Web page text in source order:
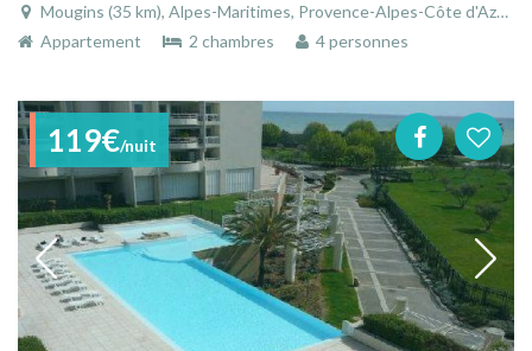
Mougins (35 km), Alpes-Maritimes, Provence-Alpes-Côte d'Azur, France
Appartement
2 chambres 4 personnes
119€/nuit